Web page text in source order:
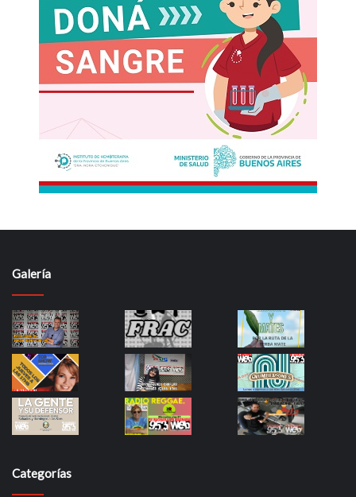
Galería
Categorías